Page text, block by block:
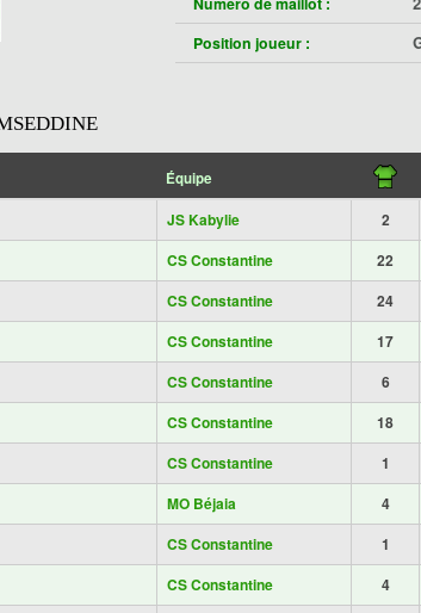
Position joueur :
Équipe
JS Kabylie 2
CS Constantine 22
CS Constantine 24
CS Constantine 17
CS Constantine 6
CS Constantine 18
CS Constantine 1
MO Béjaia 4
CS Constantine 1
CS Constantine 4